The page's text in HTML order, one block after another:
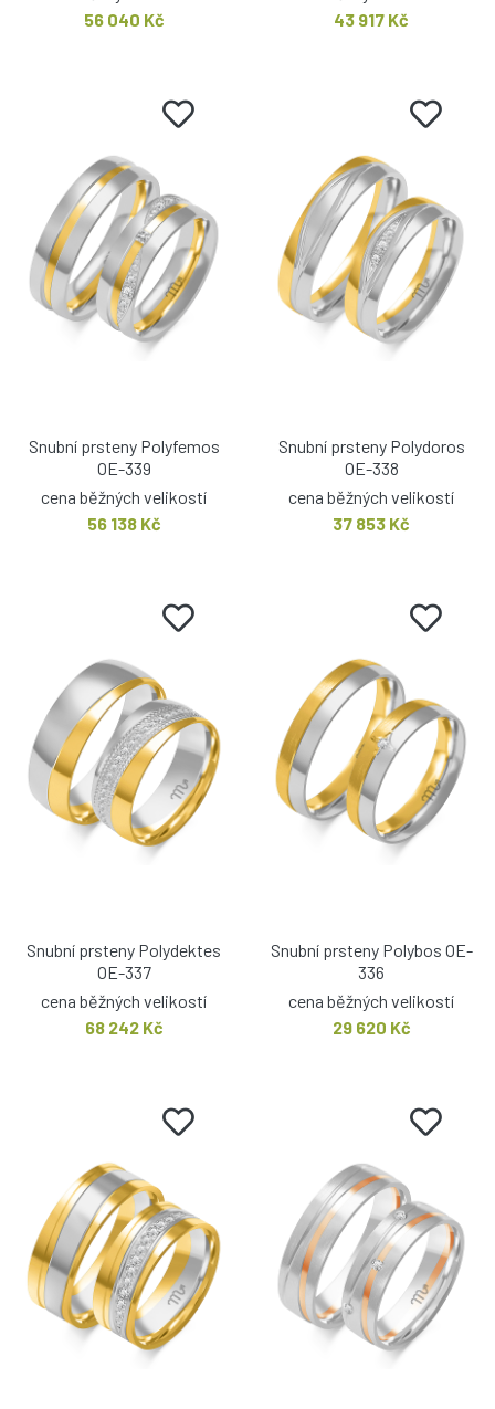
56 040 Kč
43 917 Kč
Snubní prsteny Polyfemos
OE-339
cena běžných velikostí
56 138 Kč
Snubní prsteny Polydoros
OE-338
cena běžných velikostí
37 853 Kč
Snubní prsteny Polydektes
OE-337
cena běžných velikostí
68 242 Kč
Snubní prsteny Polybos OE-
336
cena běžných velikostí
29 620 Kč